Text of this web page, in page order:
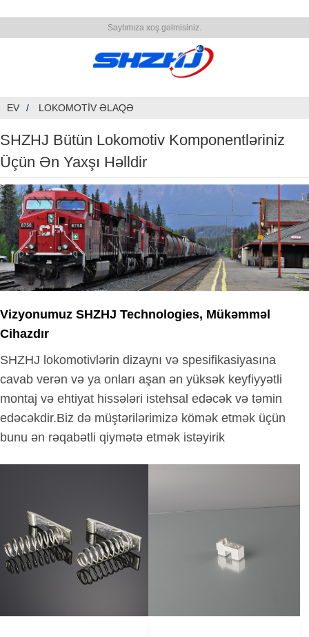
Saytımıza xoş gəlmisiniz.
EV LOKOMOTIV ƏLAQƏ
SHZHJ Bütün Lokomotiv Komponentləriniz
Üçün Ən Yaxşı Həlldir
Vizyonumuz SHZHJ Technologies, Mükəmməl
Cihazdır
SHZHJ lokomotivlərin dizaynı və spesifikasiyasına
cavab verən və ya onları aşan ən yüksək keyfiyyətli
montaj və ehtiyat hissələri istehsal edəcək və təmin
edəcəkdir.Biz də müştərilərimizə kömək etmək üçün
bunu ən rəqabətli qiymətə etmək istəyirik